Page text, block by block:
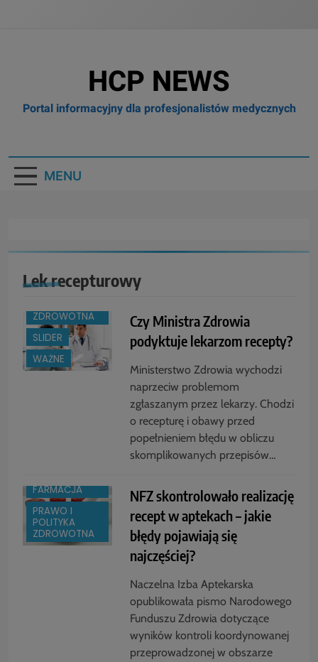
HCP NEWS
Portal informacyjny dla profesjonalistów medycznych
MENU
Lek recepturowy
ARTYKUŁ
ZDROWOTNA
SLIDER
WAŻNE
Czy Ministra Zdrowia
podyktuje lekarzom recepty?
Ministerstwo Zdrowia wychodzi
naprzeciw problemom
zgłaszanym przez lekarzy. Chodzi
o recepturę i obawy przed
popełnieniem błędu w obliczu
skomplikowanych przepisów…
FARMACJA
PRAWO I
POLITYKA
ZDROWOTNA
NFZ skontrolowało realizację
recept w aptekach – jakie
błędy pojawiają się
najczęściej?
Naczelna Izba Aptekarska
opublikowała pismo Narodowego
Funduszu Zdrowia dotyczące
wyników kontroli koordynowanej
przeprowadzonej w obszarze